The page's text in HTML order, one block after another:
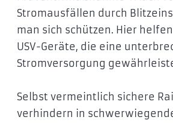
Stromausfällen durch
man sich schützen. Hier
USV-Geräte, die eine
Stromversorgung
Selbst vermeintlich sichere
verhindern in